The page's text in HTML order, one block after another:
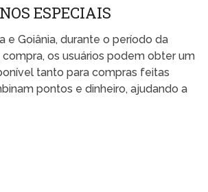
ESPECIAIS
e Goiânia, durante o período da
compra, os usuários podem obter um
tanto para compras feitas
pontos e dinheiro, ajudando a